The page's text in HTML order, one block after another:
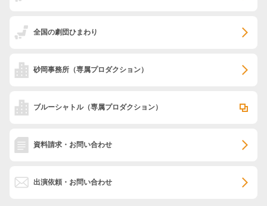
全国の劇団ひまわり
砂岡事務所 （専属プロダクション）
ブルーシャトル（専属プロダクション）
資料請求・お問い合わせ
出演依頼・お問い合わせ